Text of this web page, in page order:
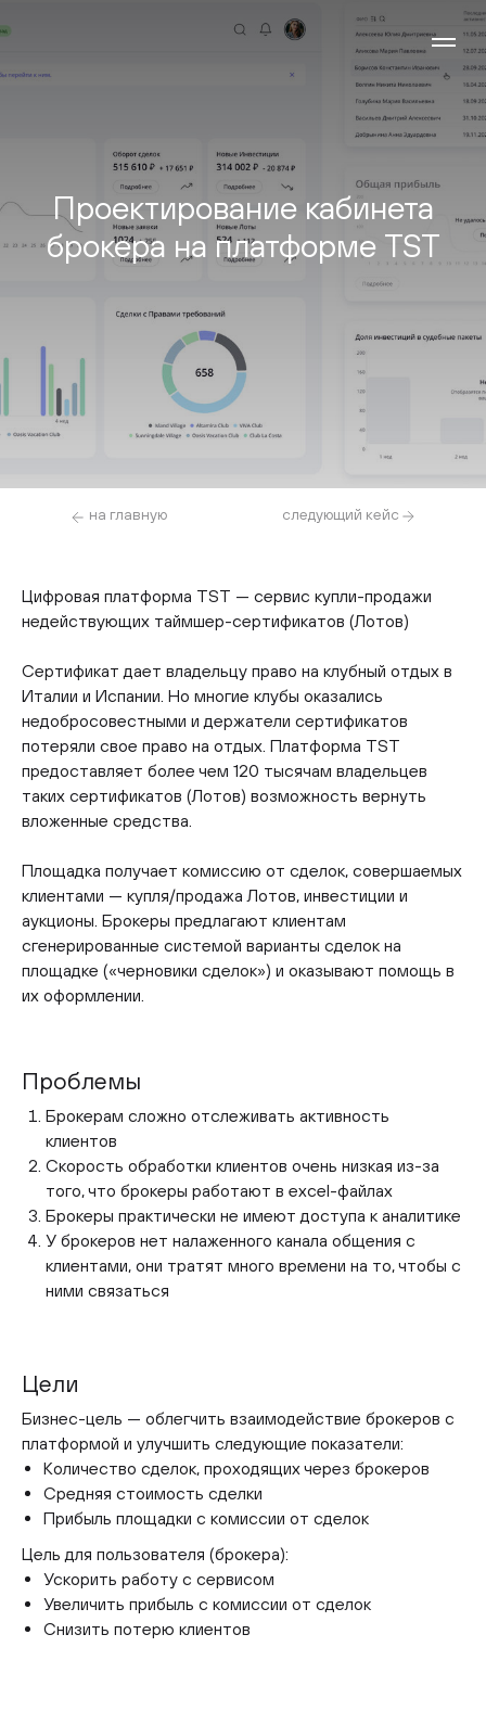
Проектирование кабинета
брокера на платформе TST
следующий кейс
на главную
Цифровая платформа TST — сервис купли-продажи
недействующих таймшер-сертификатов (Лотов)
Сертификат дает владельцу право на клубный отдых в
Италии и Испании. Но многие клубы оказались
недобросовестными и держатели сертификатов
потеряли свое право на отдых. Платформа TST
предоставляет более чем 120 тысячам владельцев
таких сертификатов (Лотов) возможность вернуть
вложенные средства.
Площадка получает комиссию от сделок, совершаемых
клиентами — купля/продажа Лотов, инвестиции и
аукционы. Брокеры предлагают клиентам
сгенерированные системой варианты сделок на
площадке («черновики сделок») и оказывают помощь в
их оформлении.
Проблемы
Брокерам сложно отслеживать активность
клиентов
Скорость обработки клиентов очень низкая из-за
того, что брокеры работают в excel-файлах
Брокеры практически не имеют доступа к аналитике
У брокеров нет налаженного канала общения с
клиентами, они тратят много времени на то, чтобы с
ними связаться
Цели
Бизнес-цель — облегчить взаимодействие брокеров с
платформой и улучшить следующие показатели:
Количество сделок, проходящих через брокеров
Средняя стоимость сделки
Прибыль площадки с комиссии от сделок
Цель для пользователя (брокера):
Ускорить работу с сервисом
Увеличить прибыль с комиссии от сделок
Снизить потерю клиентов